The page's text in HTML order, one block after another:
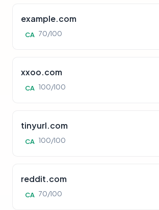
example.com
CA 70/100
xxoo.com
CA 100/100
tinyurl.com
CA 100/100
reddit.com
CA 70/100